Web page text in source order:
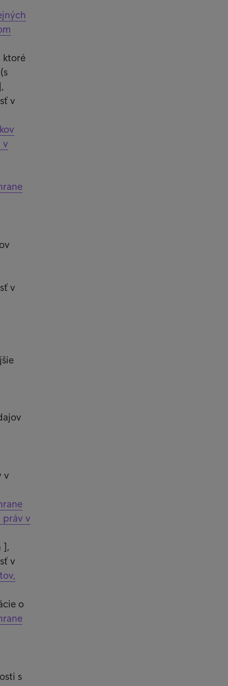
ktoré
v
v
v
v
práv v
],
v
o
s